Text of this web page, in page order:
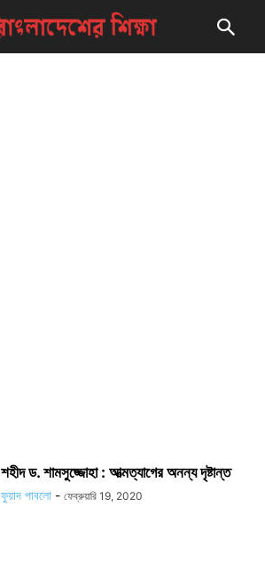
শহীদ ড. শামসুজ্জোহা : আত্মত্যাগের অনন্য দৃষ্টান্ত
ফুয়াদ পাবলো - ফেব্রুয়ারি 19, 2020